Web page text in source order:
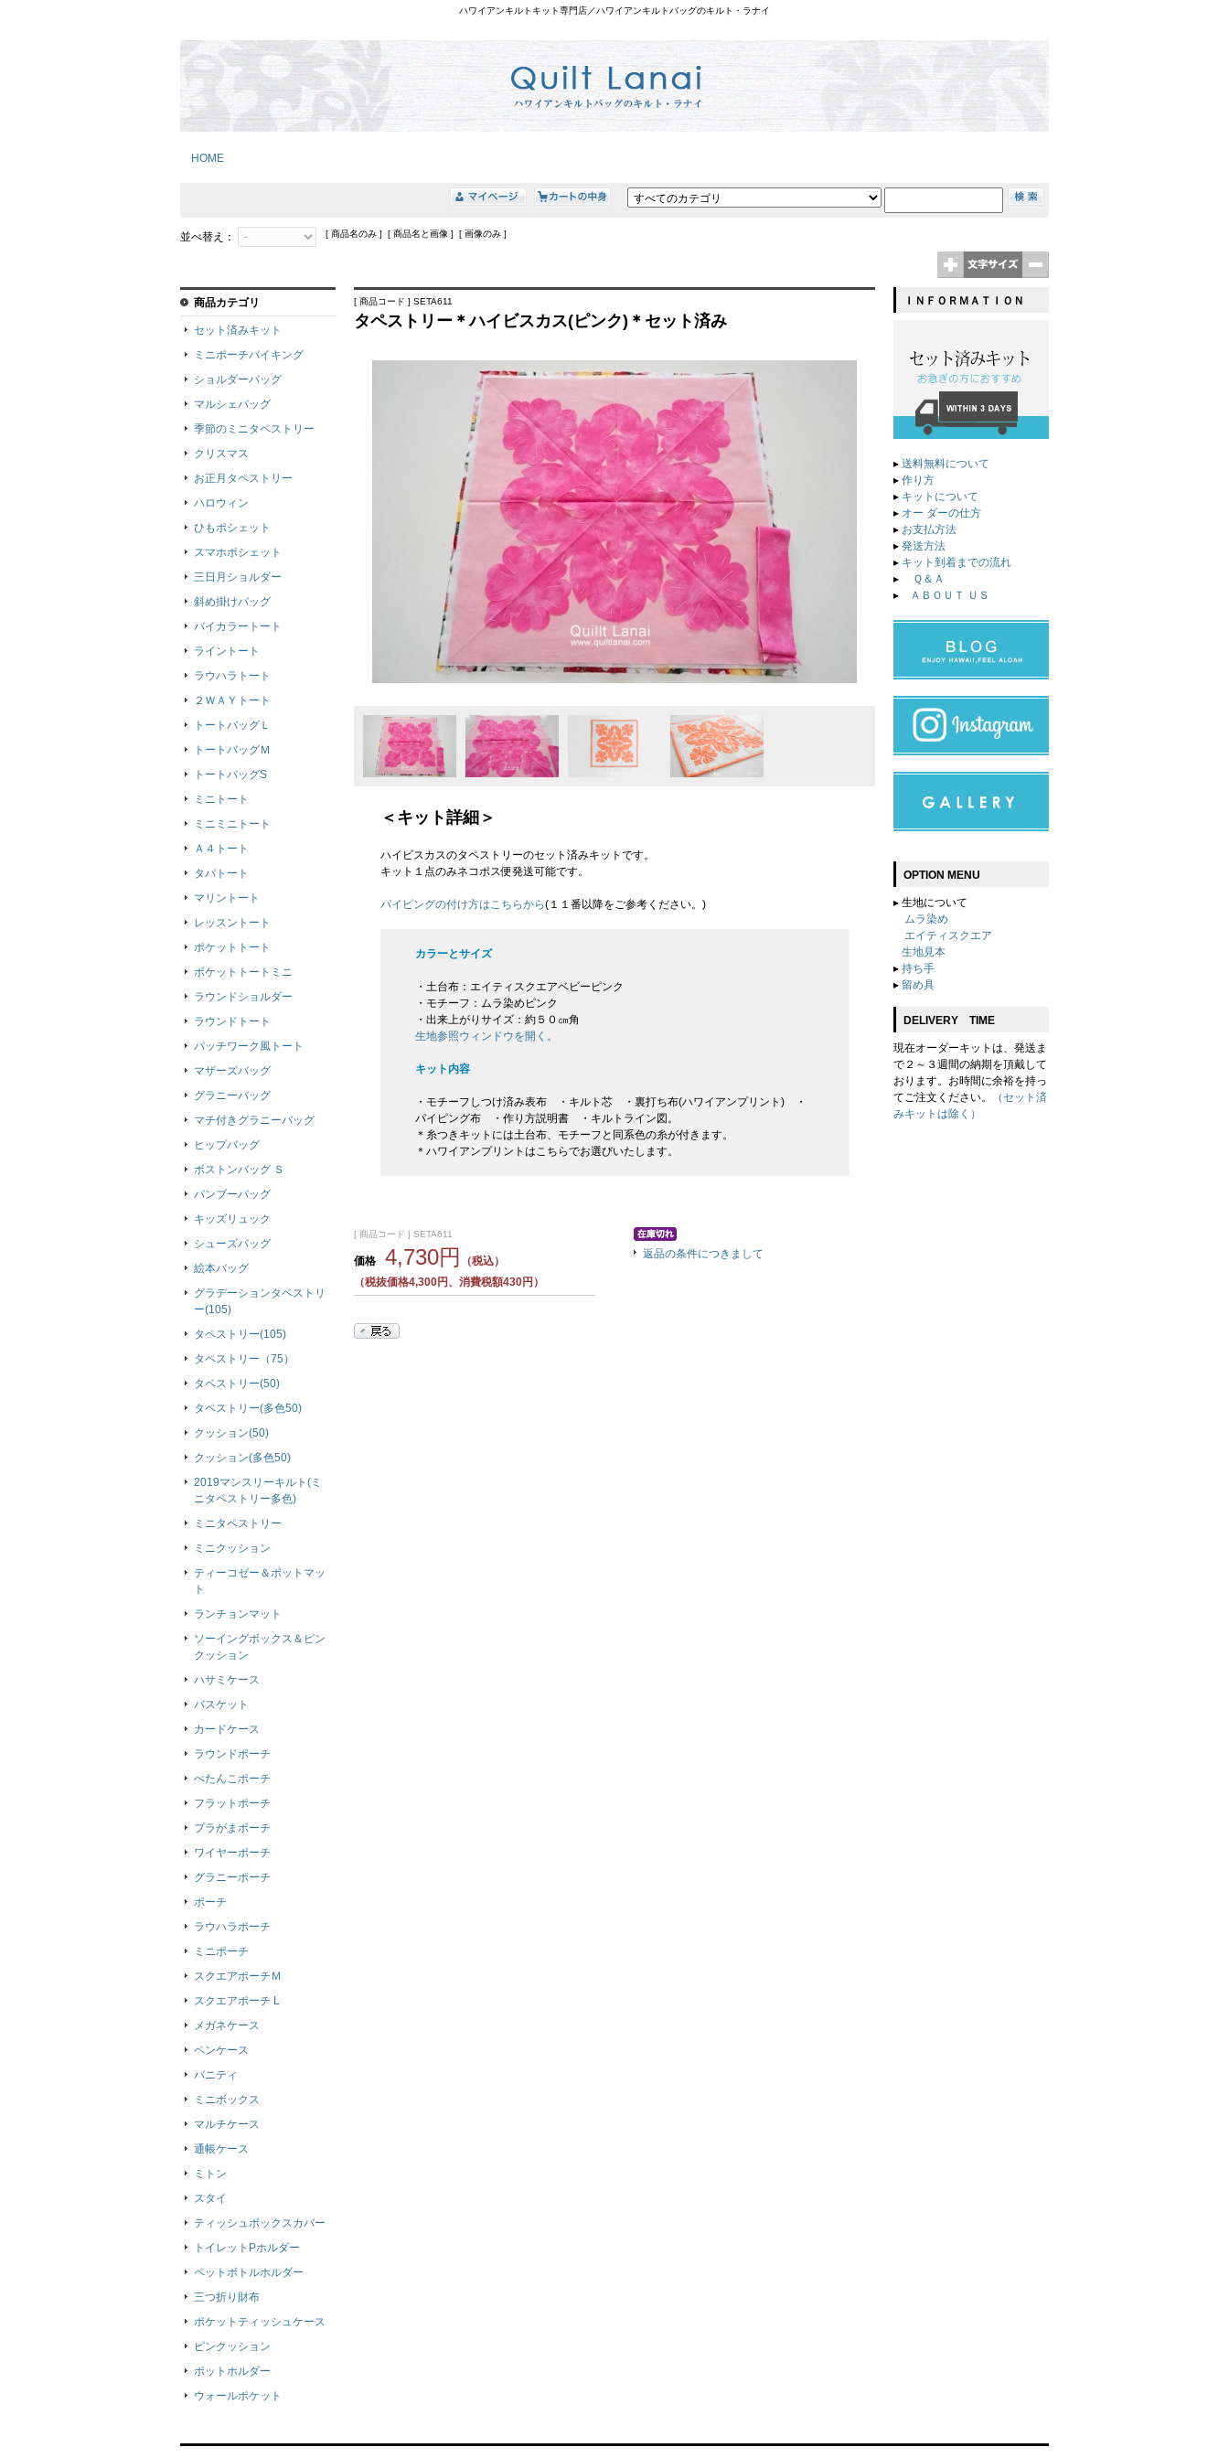
ハワイアンキルトキット専門店／ハワイアンキルトバッグのキルト・ラナイ
HOME
並べ替え： [ 商品名のみ ] [ 商品名と画像 ] [ 画像のみ ]
[ 商品コード ] SETA611
タペストリー＊ハイビスカス(ピンク)＊セット済み
＜キット詳細＞
ハイビスカスのタペストリーのセット済みキットです。
キット１点のみネコポス便発送可能です。
パイピングの付け方はこちらから(１１番以降をご参考ください。)
カラーとサイズ
・土台布：エイティスクエアベビーピンク
・モチーフ：ムラ染めピンク
・出来上がりサイズ：約５０㎝角
生地参照ウィンドウを開く。
キット内容
・モチーフしつけ済み表布 ・キルト芯 ・裏打ち布(ハワイアンプリント) ・
パイピング布 ・作り方説明書 ・キルトライン図。
＊糸つきキットには土台布、モチーフと同系色の糸が付きます。
＊ハワイアンプリントはこちらでお選びいたします。
[ 商品コード ] SETA611
価格 4,730円
（税込）
（税抜価格4,300円、消費税額430円）
返品の条件につきまして
商品カテゴリ
セット済みキット
ミニポーチバイキング
ショルダーバッグ
マルシェバッグ
季節のミニタペストリー
クリスマス
お正月タペストリー
ハロウィン
ひもポシェット
スマホポシェット
三日月ショルダー
斜め掛けバッグ
バイカラートート
ライントート
ラウハラトート
２ＷＡＹトート
トートバッグＬ
トートバッグＭ
トートバッグS
ミニトート
ミニミニトート
Ａ４トート
タパトート
マリントート
レッスントート
ポケットトート
ポケットトートミニ
ラウンドショルダー
ラウンドトート
パッチワーク風トート
マザーズバッグ
グラニーバッグ
マチ付きグラニーバッグ
ヒップバッグ
ボストンバッグ Ｓ
バンブーバッグ
キッズリュック
シューズバッグ
絵本バッグ
グラデーションタペストリ
ー(105)
タペストリー(105)
タペストリー（75）
タペストリー(50)
タペストリー(多色50)
クッション(50)
クッション(多色50)
2019マンスリーキルト(ミ
ニタペストリー多色)
ミニタペストリー
ミニクッション
ティーコゼー＆ポットマッ
ト
ランチョンマット
ソーイングボックス＆ピン
クッション
ハサミケース
バスケット
カードケース
ラウンドポーチ
ぺたんこポーチ
フラットポーチ
プラがまポーチ
ワイヤーポーチ
グラニーポーチ
ポーチ
ラウハラポーチ
ミニポーチ
スクエアポーチＭ
スクエアポーチ L
メガネケース
ペンケース
バニティ
ミニボックス
マルチケース
通帳ケース
ミトン
スタイ
ティッシュボックスカバー
トイレットPホルダー
ペットボトルホルダー
三つ折り財布
ポケットティッシュケース
ピンクッション
ポットホルダー
ウォールポケット
ＩＮＦＯＲＭＡＴＩＯＮ
▸ 送料無料について
▸ 作り方
▸ キットについて
▸ オー ダーの仕方
▸ お支払方法
▸ 発送方法
▸ キット到着までの流れ
▸
Ｑ＆Ａ
▸
ＡＢＯＵＴ ＵＳ
OPTION MENU
▸ 生地について
ムラ染め
エイティスクエア
生地見本
▸ 持ち手
▸ 留め具
DELIVERY TIME
現在オーダーキットは、発送ま
で２～３週間の納期を頂戴して
おります。お時間に余裕を持っ
てご注文ください。
（セット済
みキットは除く）